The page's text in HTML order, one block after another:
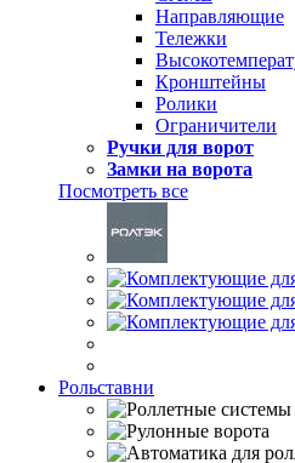
Направляющие
Тележки
Кронштейны
Ролики
Ограничители
Ручки для ворот
Замки на ворота
Посмотреть все
Рольставни